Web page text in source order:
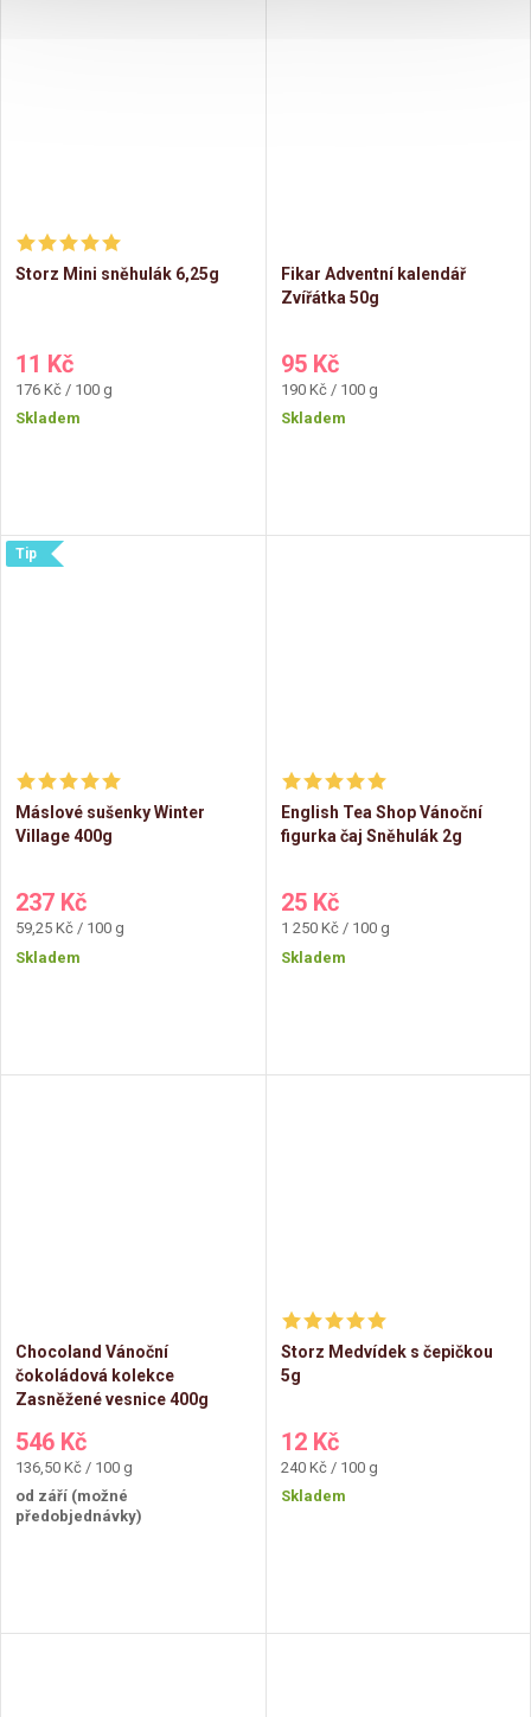
Storz Mini sněhulák 6,25g
11 Kč
Měrná
cena:
176 Kč / 100 g
Skladem
Fikar Adventní kalendář
Zvířátka 50g
95 Kč
Měrná
cena:
190 Kč / 100 g
Skladem
Tip
Máslové sušenky Winter
Village 400g
237 Kč
Měrná
cena:
59,25 Kč / 100 g
Skladem
English Tea Shop Vánoční
figurka čaj Sněhulák 2g
25 Kč
Měrná
cena:
1 250 Kč / 100 g
Skladem
Chocoland Vánoční
čokoládová kolekce
Zasněžené vesnice 400g
546 Kč
Měrná
cena:
136,50 Kč / 100 g
od září (možné
předobjednávky)
Storz Medvídek s čepičkou
5g
12 Kč
Měrná
cena:
240 Kč / 100 g
Skladem